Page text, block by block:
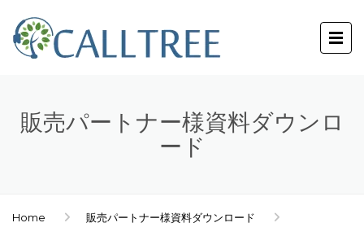
販売パートナー様資料ダウンロ
ード
Home
販売パートナー様資料ダウンロード